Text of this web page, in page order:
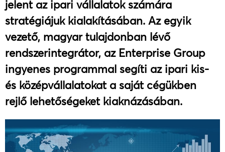
jelent az ipari vállalatok számára
stratégiájuk kialakításában. Az egyik
vezető, magyar tulajdonban lévő
rendszerintegrátor, az Enterprise Group
ingyenes programmal segíti az ipari kis-
és középvállalatokat a saját cégükben
rejlő lehetőségeket kiaknázásában.